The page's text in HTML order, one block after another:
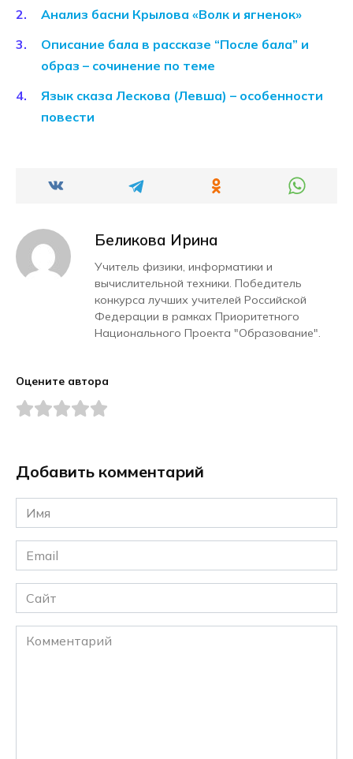
Анализ басни Крылова «Волк и ягненок»
Описание бала в рассказе “После бала” и
образ – сочинение по теме
Язык сказа Лескова (Левша) – особенности
повести
Беликова Ирина
Учитель физики, информатики и
вычислительной техники. Победитель
конкурса лучших учителей Российской
Федерации в рамках Приоритетного
Национального Проекта "Образование".
Оцените автора
Добавить комментарий
Имя
*
Email
*
Сайт
Комментарий